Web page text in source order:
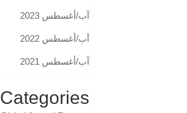
آب/أغسطس 2023
آب/أغسطس 2022
آب/أغسطس 2021
Categories